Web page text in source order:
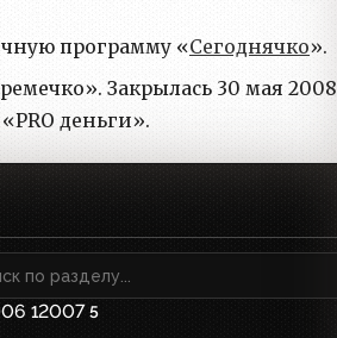
программу «Сегоднячко».
Закрылась 30 мая 2008
деньги».
12007 5